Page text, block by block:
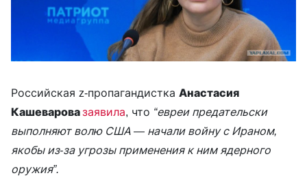
Российская z-пропагандистка Анастасия
Кашеваровазаявила, что “евреи предательски
выполняют волю США — начали войну с Ираном,
якобы из-за угрозы применения к ним ядерного
оружия”.